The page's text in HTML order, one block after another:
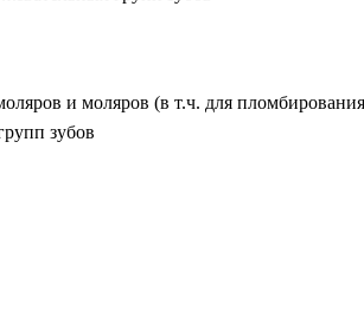
и моляров (в т.ч. для
зубов